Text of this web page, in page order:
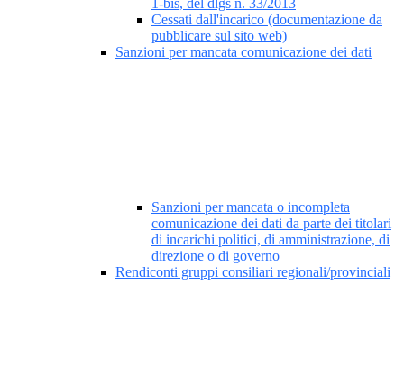
1-bis, del dlgs n. 33/2013
Cessati dall'incarico (documentazione da
pubblicare sul sito web)
Sanzioni per mancata comunicazione dei dati
Sanzioni per mancata o incompleta
comunicazione dei dati da parte dei titolari
di incarichi politici, di amministrazione, di
direzione o di governo
Rendiconti gruppi consiliari regionali/provinciali